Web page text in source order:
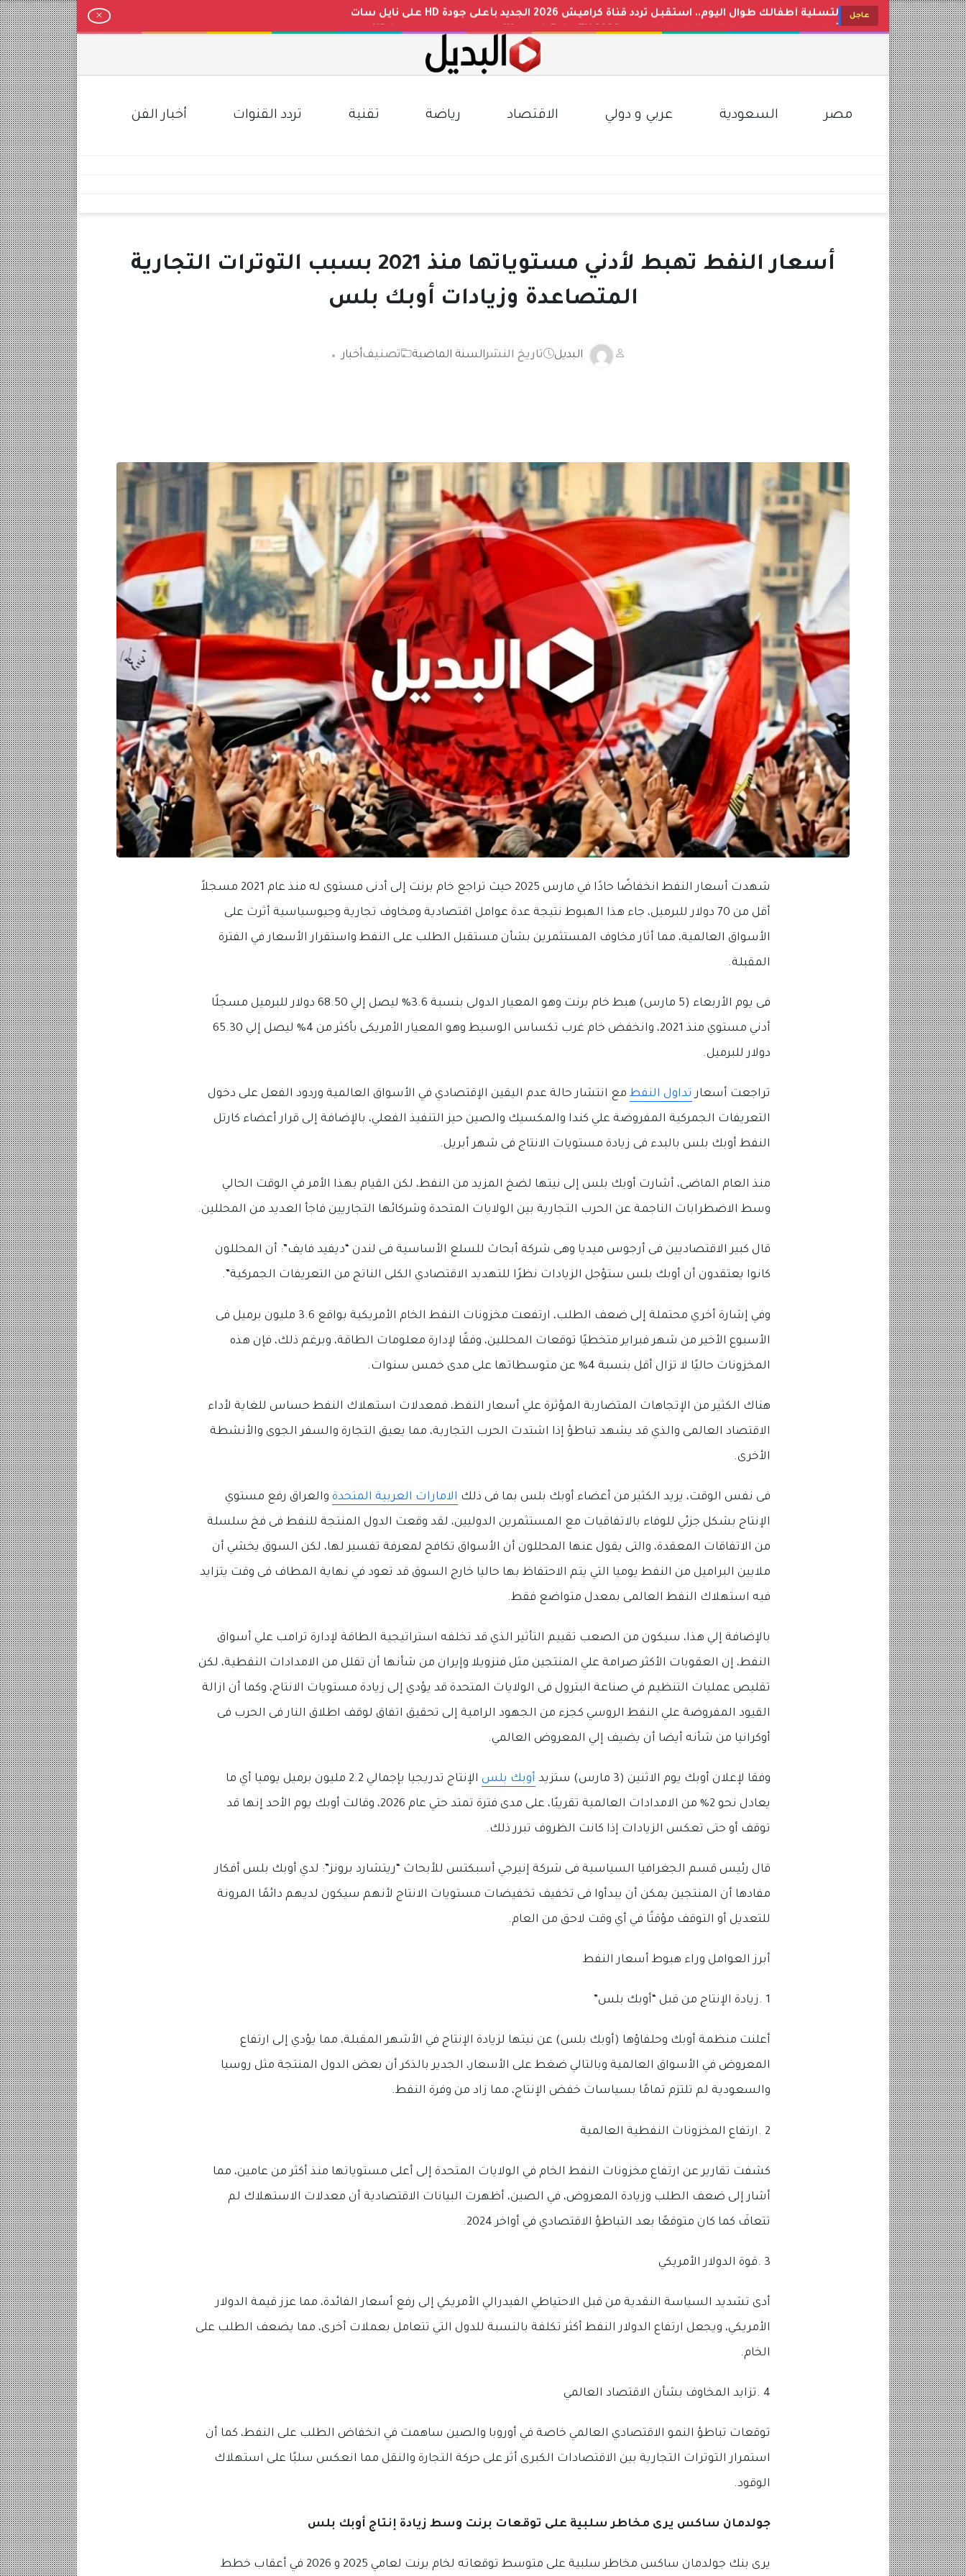
عاجل
أغاني البيبي المفضلة.. تردد قناة وناسة بيبي 2026 Wanasah Baby TV على النايل سات بجودة HD
أغاني البيبي المفضلة.. تردد قناة طيور الجنة 2026 Toyor Al-Janah على نايل سات
رابط الاستعلام عن نتائج الامتحانات برقم الجلوس والاسم عبر موقع الوزارة
مصر السعودية عربي و دولي الاقتصاد رياضة تقنية تردد القنوات أخبار الفن
أسعار النفط تهبط لأدني مستوياتها منذ 2021 بسبب التوترات التجارية
المتصاعدة وزيادات أوبك بلس
البديل تاريخ النشرالسنة الماضية تصنيفأخبار
شهدت أسعار النفط انخفاضًا حادًا في مارس 2025 حيث تراجع خام برنت إلى أدنى مستوى له منذ عام 2021 مسجلاً
أقل من 70 دولار للبرميل، جاء هذا الهبوط نتيجة عدة عوامل اقتصادية ومخاوف تجارية وجيوسياسية أثرت على
الأسواق العالمية، مما أثار مخاوف المستثمرين بشأن مستقبل الطلب على النفط واستقرار الأسعار في الفترة
المقبلة.
فى يوم الأربعاء (5 مارس) هبط خام برنت وهو المعيار الدولى بنسبة 3.6% ليصل إلي 68.50 دولار للبرميل مسجلًا
أدني مستوي منذ 2021، وانخفض خام غرب تكساس الوسيط وهو المعيار الأمريكى بأكثر من 4% ليصل إلي 65.30
دولار للبرميل.
تراجعت أسعار تداول النفط مع انتشار حالة عدم اليقين الإقتصادي في الأسواق العالمية وردود الفعل على دخول
التعريفات الجمركية المفروضة علي كندا والمكسيك والصين حيز التنفيذ الفعلي، بالإضافة إلى قرار أعضاء كارتل
النفط أوبك بلس بالبدء فى زيادة مستويات الانتاج فى شهر أبريل.
منذ العام الماضى، أشارت أوبك بلس إلى نيتها لضخ المزيد من النفط، لكن القيام بهذا الأمر في الوقت الحالي
وسط الاضطرابات الناجمة عن الحرب التجارية بين الولايات المتحدة وشركائها التجاريين فاجأ العديد من المحللين.
قال كبير الاقتصاديين فى أرجوس ميديا وهى شركة أبحاث للسلع الأساسية فى لندن “ديفيد فايف”: أن المحللون
كانوا يعتقدون أن أوبك بلس ستؤجل الزيادات نظرًا للتهديد الاقتصادي الكلى الناتج من التعريفات الجمركية”.
وفي إشارة أخري محتملة إلى ضعف الطلب، ارتفعت مخزونات النفط الخام الأمريكية بواقع 3.6 مليون برميل فى
الأسبوع الأخير من شهر فبراير متخطيًا توقعات المحللين، وفقًا لإدارة معلومات الطاقة، وبرغم ذلك، فإن هذه
المخزونات حاليًا لا تزال أقل بنسبة 4% عن متوسطاتها على مدى خمس سنوات.
هناك الكثير من الإتجاهات المتضاربة المؤثرة علي أسعار النفط، فمعدلات استهلاك النفط حساس للغاية لأداء
الاقتصاد العالمى والذي قد يشهد تباطؤ إذا اشتدت الحرب التجارية، مما يعيق التجارة والسفر الجوى والأنشطة
الأخرى.
فى نفس الوقت، يريد الكثير من أعضاء أوبك بلس بما فى ذلك الامارات العربية المتحدة والعراق رفع مستوي
الإنتاج بشكل جزئي للوفاء بالاتفاقيات مع المستثمرين الدوليين، لقد وقعت الدول المنتجة للنفط فى فخ سلسلة
من الاتفاقات المعقدة، والتى يقول عنها المحللون أن الأسواق تكافح لمعرفة تفسير لها، لكن السوق يخشي أن
ملايين البراميل من النفط يوميا التي يتم الاحتفاظ بها حاليا خارج السوق قد تعود في نهاية المطاف فى وقت يتزايد
فيه استهلاك النفط العالمى بمعدل متواضع فقط.
بالإضافة إلي هذا، سيكون من الصعب تقييم التأثير الذي قد تخلفه استراتيجية الطاقة لإدارة ترامب علي أسواق
النفط، إن العقوبات الأكثر صرامة علي المنتجين مثل فنزويلا وإيران من شأنها أن تقلل من الامدادات النفطية، لكن
تقليص عمليات التنظيم في صناعة البترول فى الولايات المتحدة قد يؤدي إلى زيادة مستويات الانتاج، وكما أن ازالة
القيود المفروضة علي النفط الروسي كجزء من الجهود الرامية إلى تحقيق اتفاق لوقف اطلاق النار فى الحرب فى
أوكرانيا من شأنه أيضا أن يضيف إلي المعروض العالمي.
وفقا لإعلان أوبك يوم الاثنين (3 مارس) ستزيد أوبك بلس الإنتاج تدريجيا بإجمالي 2.2 مليون برميل يوميا أي ما
يعادل نحو 2% من الامدادات العالمية تقريبًا، على مدى فترة تمتد حتي عام 2026، وقالت أوبك يوم الأحد إنها قد
توقف أو حتى تعكس الزيادات إذا كانت الظروف تبرر ذلك.
قال رئيس قسم الجغرافيا السياسية فى شركة إنيرجي أسبكتس للأبحاث “ريتشارد برونز”: لدي أوبك بلس أفكار
مفادها أن المنتجين يمكن أن يبدأوا فى تخفيف تخفيضات مستويات الانتاج لأنهم سيكون لديهم دائمًا المرونة
للتعديل أو التوقف مؤقتًا في أي وقت لاحق من العام.
أبرز العوامل وراء هبوط أسعار النفط
1 .زيادة الإنتاج من قبل “أوبك بلس”
أعلنت منظمة أوبك وحلفاؤها (أوبك بلس) عن نيتها لزيادة الإنتاج في الأشهر المقبلة، مما يؤدي إلى ارتفاع
المعروض في الأسواق العالمية وبالتالي ضغط على الأسعار، الجدير بالذكر أن بعض الدول المنتجة مثل روسيا
والسعودية لم تلتزم تمامًا بسياسات خفض الإنتاج، مما زاد من وفرة النفط.
2 .ارتفاع المخزونات النفطية العالمية
كشفت تقارير عن ارتفاع مخزونات النفط الخام في الولايات المتحدة إلى أعلى مستوياتها منذ أكثر من عامين، مما
أشار إلى ضعف الطلب وزيادة المعروض، في الصين، أظهرت البيانات الاقتصادية أن معدلات الاستهلاك لم
تتعافَ كما كان متوقعًا بعد التباطؤ الاقتصادي في أواخر 2024.
3 .قوة الدولار الأمريكي
أدى تشديد السياسة النقدية من قبل الاحتياطي الفيدرالي الأمريكي إلى رفع أسعار الفائدة، مما عزز قيمة الدولار
الأمريكي، ويجعل ارتفاع الدولار النفط أكثر تكلفة بالنسبة للدول التي تتعامل بعملات أخرى، مما يضعف الطلب على
الخام.
4 .تزايد المخاوف بشأن الاقتصاد العالمي
توقعات تباطؤ النمو الاقتصادي العالمي خاصة في أوروبا والصين ساهمت في انخفاض الطلب على النفط، كما أن
استمرار التوترات التجارية بين الاقتصادات الكبرى أثر على حركة التجارة والنقل مما انعكس سلبًا على استهلاك
الوقود.
جولدمان ساكس يرى مخاطر سلبية على توقعات برنت وسط زيادة إنتاج أوبك بلس
يرى بنك جولدمان ساكس مخاطر سلبية على متوسط ​​توقعاته لخام برنت لعامي 2025 و 2026 في أعقاب خطط